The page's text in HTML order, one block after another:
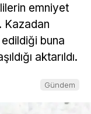
emniyet
Kazadan
buna
aktarıldı.
Gündem